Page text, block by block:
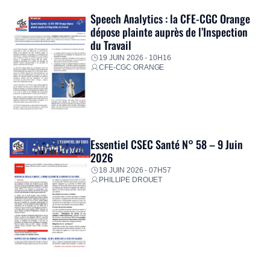
Speech Analytics : la CFE-CGC Orange
dépose plainte auprès de l’Inspection
du Travail
19 JUIN 2026 - 10H16
CFE-CGC ORANGE
Essentiel CSEC Santé N° 58 – 9 Juin
2026
18 JUIN 2026 - 07H57
PHILLIPE DROUET